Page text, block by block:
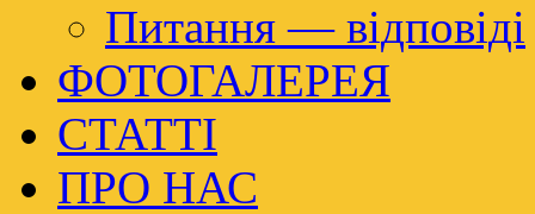
Питання — відповіді
ФОТОГАЛЕРЕЯ
СТАТТІ
ПРО НАС